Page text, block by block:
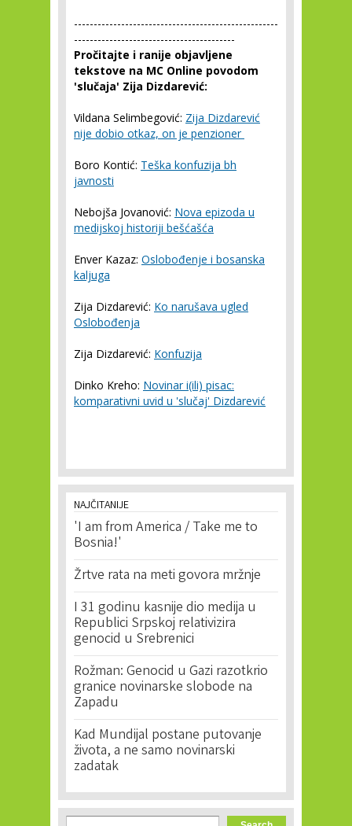
----------------------------------------------------
-----------------------------------------
Pročitajte i ranije objavljene
tekstove na MC Online povodom
'slučaja' Zija Dizdarević:
Vildana Selimbegović: Zija Dizdarević
nije dobio otkaz, on je penzioner
Boro Kontić: Teška konfuzija bh
javnosti
Nebojša Jovanović: Nova epizoda u
medijskoj historiji bešćašća
Enver Kazaz: Oslobođenje i bosanska
kaljuga
Zija Dizdarević: Ko narušava ugled
Oslobođenja
Zija Dizdarević: Konfuzija
Dinko Kreho: Novinar i(ili) pisac:
komparativni uvid u 'slučaj' Dizdarević
NAJČITANIJE
'I am from America / Take me to
Bosnia!'
Žrtve rata na meti govora mržnje
I 31 godinu kasnije dio medija u
Republici Srpskoj relativizira
genocid u Srebrenici
Rožman: Genocid u Gazi razotkrio
granice novinarske slobode na
Zapadu
Kad Mundijal postane putovanje
života, a ne samo novinarski
zadatak
Search